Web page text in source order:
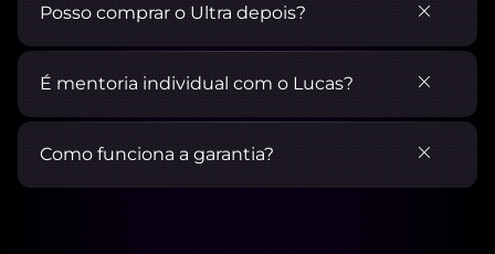
Posso comprar o Ultra depois?
É mentoria individual com o Lucas?
Como funciona a garantia?